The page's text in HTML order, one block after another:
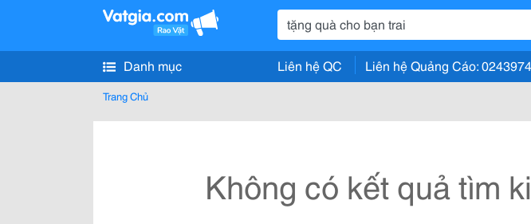
Danh mục Liên hệ QC Liên hệ Quảng Cáo:
Trang Chủ
Không có kết quả tìm